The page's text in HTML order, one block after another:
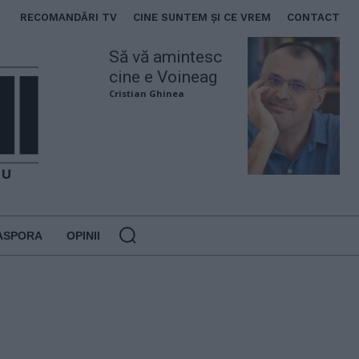
RECOMANDĂRI TV CINE SUNTEM ȘI CE VREM CONTACT
Să vă amintesc
cine e Voineag
Cristian Ghinea
OPINII